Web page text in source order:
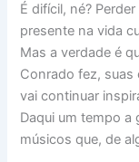
É difícil, né?
presente na vida
Mas a verdade é
Conrado fez,
vai continuar
Daqui um tempo a
músicos que, de